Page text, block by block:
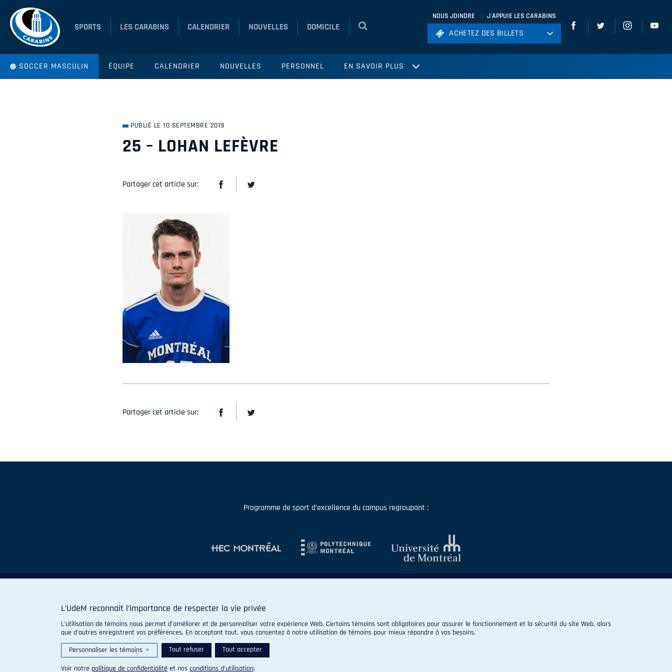
SPORTS LES CARABINS CALENDRIER NOUVELLES DOMICILE
NOUS JOINDRE J'APPUIE LES CARABINS
ACHETEZ DES BILLETS
ACHETEZ DES BILLETS
SOCCER MASCULIN ÉQUIPE CALENDRIER NOUVELLES PERSONNEL EN SAVOIR PLUS
PUBLIÉ LE 10 SEPTEMBRE 2019
25 – LOHAN LEFÈVRE
Partager cet article sur:
Partager cet article sur:
Programme de sport d'excellence du campus regroupant :
© 2026 Carabins de l'Université de Montréal. Tous droits réservés.
L’UdeM reconnaît l’importance de respecter la vie privée
L’utilisation de témoins nous permet d’améliorer et de personnaliser votre expérience Web. Certains témoins sont obligatoires pour assurer le fonctionnement et la sécurité du site Web, alors
que d’autres enregistrent vos préférences. En acceptant tout, vous consentez à notre utilisation de témoins pour mieux répondre à vos besoins.
Personnaliser les témoins > Tout refuser Tout accepter
Voir notre politique de confidentialité et nos conditions d’utilisation.